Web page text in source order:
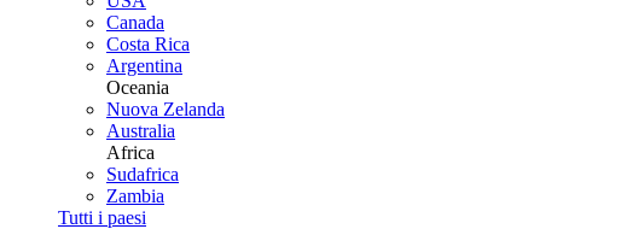
Canada
Costa Rica
Argentina
Oceania
Nuova Zelanda
Australia
Africa
Sudafrica
Zambia
Tutti i paesi